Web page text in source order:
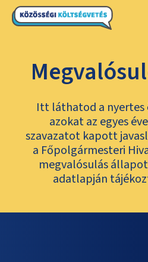
Itt láthatod a
azokat az egyes
szavazatot kapott
a Főpolgármesteri
megvalósulás
adatlapján